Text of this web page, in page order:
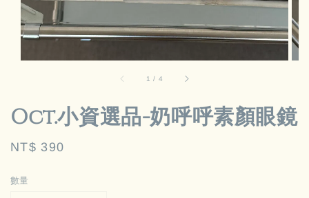
1 / 4
Oct.小資選品-奶呼呼素顏眼鏡
Regular
NT$ 390
數量